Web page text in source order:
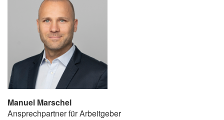
Manuel Marschel
Ansprechpartner für Arbeitgeber